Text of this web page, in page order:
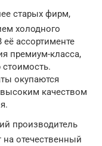
старых фирм,
холодного
ассортименте
премиум-класса,
окупаются
качеством
производитель
отечественный